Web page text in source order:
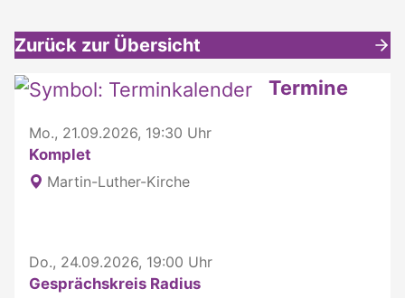
Zurück zur Übersicht
Weitere interessante Inhalte Termine
Mo., 21.09.2026, 19:30 Uhr
Komplet
Martin-Luther-Kirche
Do., 24.09.2026, 19:00 Uhr
Gesprächskreis Radius